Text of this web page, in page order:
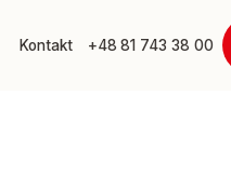
Kontakt +48 81 743 38 00